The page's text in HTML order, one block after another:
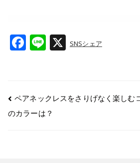
F
e
b
o
Li X
SNSシェア
ペアネックレスをさりげなく楽しむ
のカラーは？